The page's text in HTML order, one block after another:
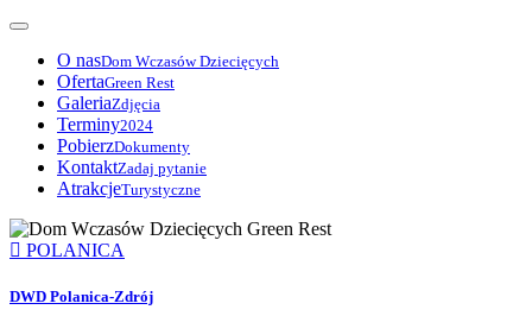
O nasDom Wczasów Dziecięcych
OfertaGreen Rest
GaleriaZdjęcia
Terminy2024
PobierzDokumenty
KontaktZadaj pytanie
AtrakcjeTurystyczne
POLANICA
DWD Polanica-Zdrój